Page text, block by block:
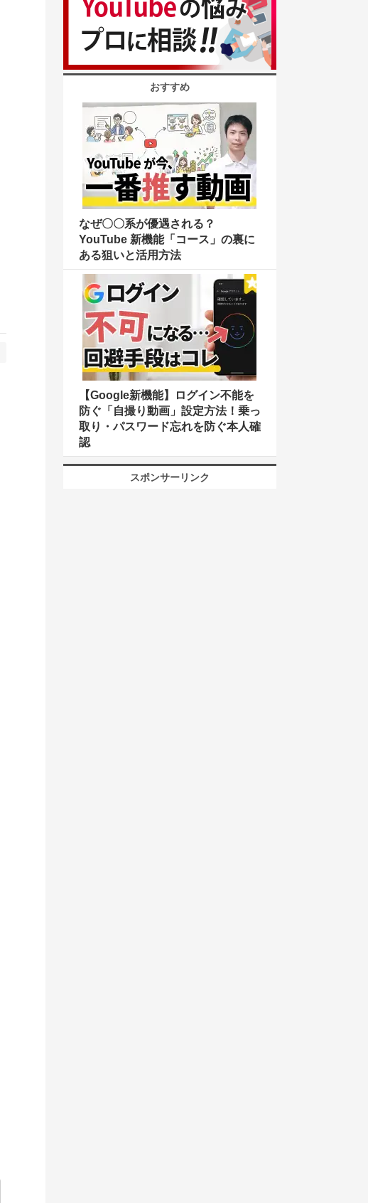
おすすめ
なぜ〇〇系が優遇される？
YouTube 新機能「コース」の裏に
ある狙いと活用方法
【Google新機能】ログイン不能を
防ぐ「自撮り動画」設定方法！乗っ
取り・パスワード忘れを防ぐ本人確
認
スポンサーリンク